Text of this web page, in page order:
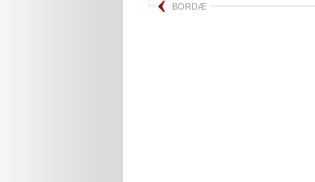
BORDÆ